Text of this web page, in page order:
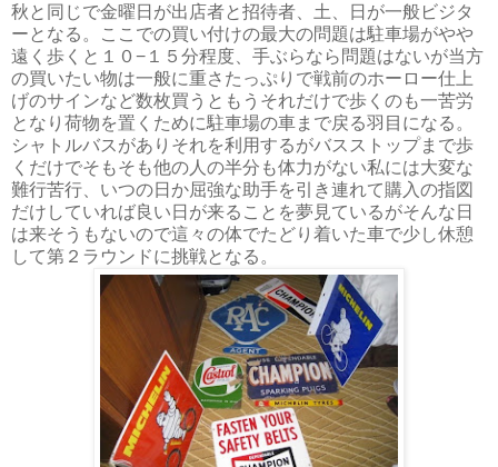
秋と同じで金曜日が出店者と招待者、土、日が一般ビジタ
ーとなる。ここでの買い付けの最大の問題は駐車場がやや
遠く歩くと１０−１５分程度、手ぶらなら問題はないが当方
の買いたい物は一般に重さたっぷりで戦前のホーロー仕上
げのサインなど数枚買うともうそれだけで歩くのも一苦労
となり荷物を置くために駐車場の車まで戻る羽目になる。
シャトルバスがありそれを利用するがバスストップまで歩
くだけでそもそも他の人の半分も体力がない私には大変な
難行苦行、いつの日か屈強な助手を引き連れて購入の指図
だけしていれば良い日が来ることを夢見ているがそんな日
は来そうもないので這々の体でたどり着いた車で少し休憩
して第２ラウンドに挑戦となる。